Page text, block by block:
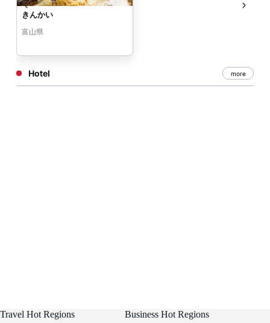
きんかい
富山県
Hotel more
Travel Hot Regions Business Hot Regions